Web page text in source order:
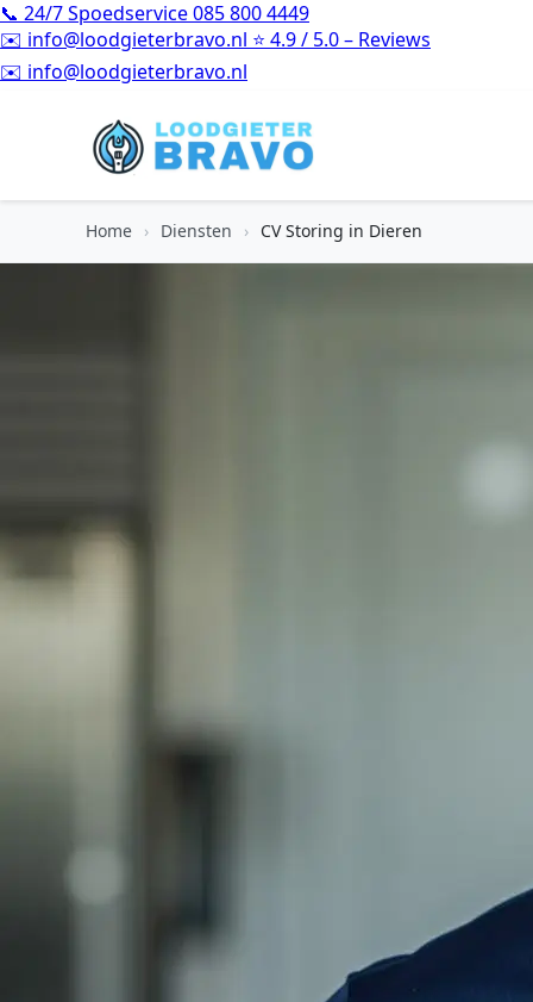
📞 24/7 Spoedservice085 800 4449
✉️ info@loodgieterbravo.nl ⭐ 4.9 / 5.0 – Reviews
⭐4.9 / 5.0 – Reviews
Home › Diensten › CV Storing in Dieren